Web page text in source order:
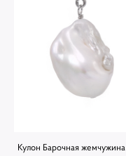
Кулон Барочная жемчужина